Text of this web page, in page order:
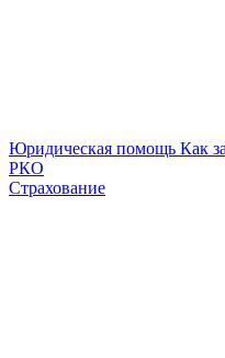
Юридическая помощь Как
РКО
Страхование